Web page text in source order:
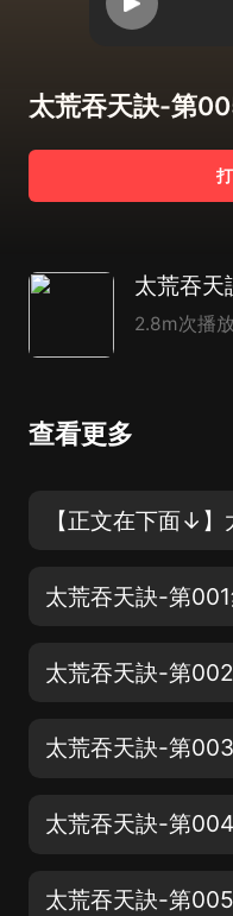
太荒吞天訣-第
2.8m次播放
查看更多
【正文在下面↓
太荒吞天訣-第004